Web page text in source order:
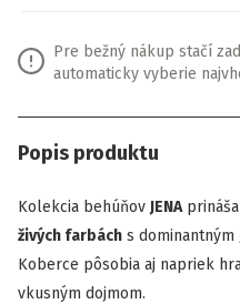
Pre bežný nákup stačí
automaticky vyberie
Popis produktu
Kolekcia behúňov JENAprináša
živých farbách s dominantným
Koberce pôsobia aj napriek
vkusným dojmom.